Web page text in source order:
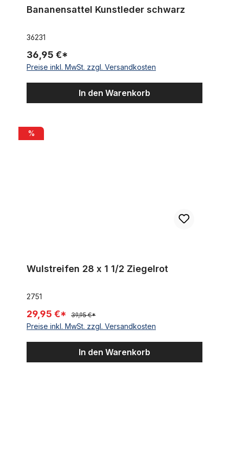
Bananensattel Kunstleder schwarz
36231
36,95 €*
Preise inkl. MwSt. zzgl. Versandkosten
In den Warenkorb
Wulstreifen 28 x 1 1/2 Ziegelrot
%
Wulstreifen 28 x 1 1/2 Ziegelrot
2751
29,95 €* 39,95 €*
Preise inkl. MwSt. zzgl. Versandkosten
In den Warenkorb